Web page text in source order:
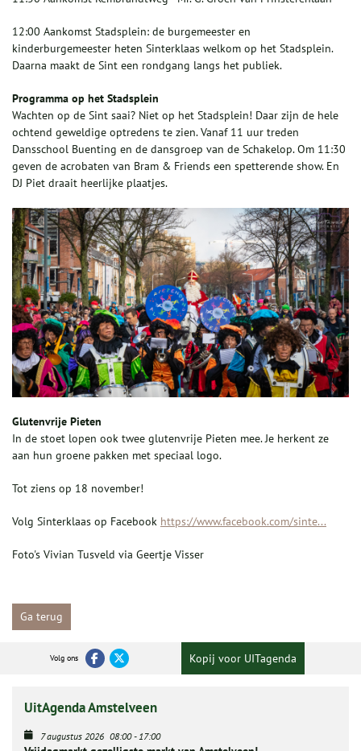
12:00 ​Aankomst Stadsplein: de burgemeester en
kinderburgemeester heten Sinterklaas welkom op het Stadsplein.
Daarna maakt de Sint een rondgang langs het publiek.
Programma op het Stadsplein
Wachten op de Sint saai? Niet op het Stadsplein! Daar zijn de hele
ochtend geweldige optredens te zien. Vanaf 11 uur treden
Dansschool Buenting en de dansgroep van de Schakelop. Om 11:30
geven de acrobaten van Bram & Friends een spetterende show. En
DJ Piet draait heerlijke plaatjes.
Glutenvrije Pieten
In de stoet lopen ook twee glutenvrije Pieten mee. Je herkent ze
aan hun groene pakken met speciaal logo.
Tot ziens op 18 november!
Volg Sinterklaas op Facebook https://www.facebook.com/sinte...
Foto's Vivian Tusveld via Geertje Visser
Ga terug
Volg ons Kopij voor UITagenda
UitAgenda Amstelveen
7 augustus 2026 08:00-17:00